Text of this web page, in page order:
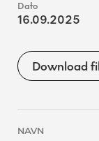
16.09.2025
Download